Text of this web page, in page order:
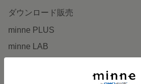
ダウンロード販売
minne PLUS
minne LAB